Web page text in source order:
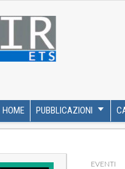
HOME PUBBLICAZIONI
EVENTI